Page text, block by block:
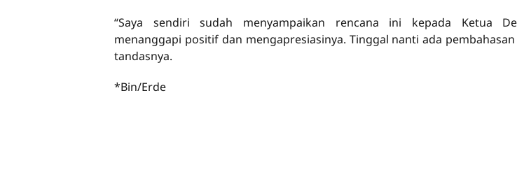
“Saya sendiri sudah menyampaikan rencana ini kepada Ketua
menanggapi positif dan mengapresiasinya. Tinggal nanti ada
tandasnya.
*Bin/Erde